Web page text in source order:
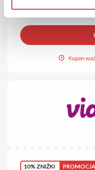
Kupon
10% ZNIŻKI PROMOCJA